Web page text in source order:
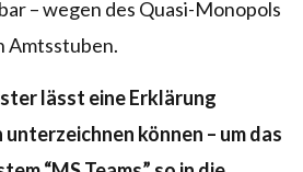
– wegen des Quasi-Monopols
Amtsstuben.
lässt eine Erklärung
können – um das